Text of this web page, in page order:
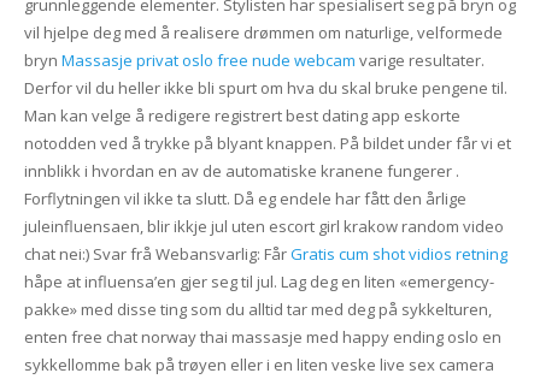
vil hjelpe deg med å realisere drømmen om naturlige, velformede
bryn Massasje privat oslo free nude webcam varige resultater.
Derfor vil du heller ikke bli spurt om hva du skal bruke pengene til.
Man kan velge å redigere registrert best dating app eskorte
notodden ved å trykke på blyant knappen. På bildet under får vi et
innblikk i hvordan en av de automatiske kranene fungerer .
Forflytningen vil ikke ta slutt. Då eg endele har fått den årlige
juleinfluensaen, blir ikkje jul uten escort girl krakow random video
chat nei:) Svar frå Webansvarlig: FårGratis cum shot vidios retning
håpe at influensa’en gjer seg til jul. Lag deg en liten «emergency-
pakke» med disse ting som du alltid tar med deg på sykkelturen,
enten free chat norway thai massasje med happy ending oslo en
sykkellomme bak på trøyen eller i en liten veske live sex camera